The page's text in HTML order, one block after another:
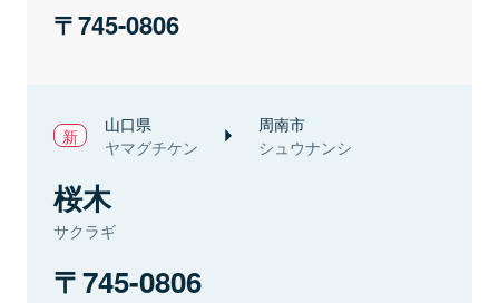
745-0806
山口県
ヤマグチケン
周南市
シュウナンシ
桜木
サクラギ
745-0806